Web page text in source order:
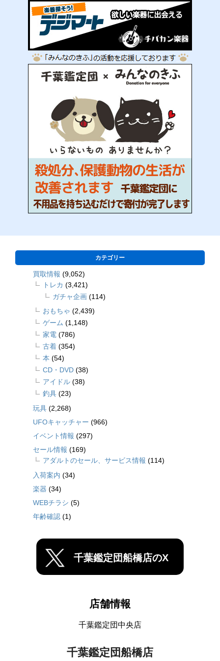
カテゴリー
買取情報 (9,052)
トレカ (3,421)
ガチャ企画 (114)
おもちゃ (2,439)
ゲーム (1,148)
家電 (786)
古着 (354)
本 (54)
CD・DVD (38)
アイドル (38)
釣具 (23)
玩具 (2,268)
UFOキャッチャー (966)
イベント情報 (297)
セール情報 (169)
アダルトのセール、サービス情報 (114)
入荷案内 (34)
楽器 (34)
WEBチラシ (5)
年齢確認 (1)
千葉鑑定団船橋店のX
店舗情報
千葉鑑定団中央店
千葉鑑定団船橋店